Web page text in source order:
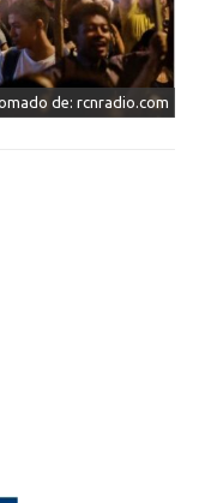
de: rcnradio.com